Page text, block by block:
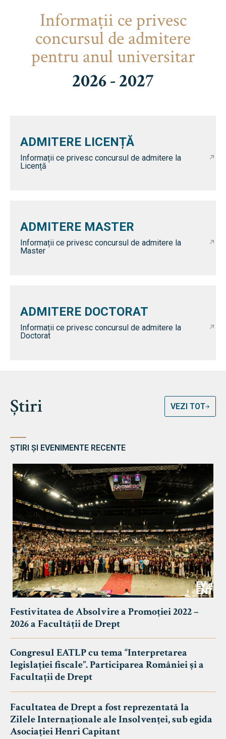
Informaţii ce privesc
concursul de admitere
pentru anul universitar
2026 - 2027
ADMITERE LICENȚĂ
Informații ce privesc concursul de admitere la
Licență
ADMITERE MASTER
Informații ce privesc concursul de admitere la
Master
ADMITERE DOCTORAT
Informații ce privesc concursul de admitere la
Doctorat
Știri VEZI TOT
ȘTIRI ȘI EVENIMENTE RECENTE
Festivitatea de Absolvire a Promoției 2022 –
2026 a Facultății de Drept
Congresul EATLP cu tema “Interpretarea
legislației fiscale”. Participarea României și a
Facultații de Drept
Facultatea de Drept a fost reprezentată la
Zilele Internaționale ale Insolvenței, sub egida
Asociației Henri Capitant